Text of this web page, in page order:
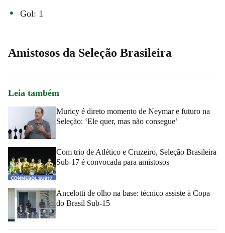
Gol: 1
Amistosos da Seleção Brasileira
Leia também
Muricy é direto momento de Neymar e futuro na
Seleção: ‘Ele quer, mas não consegue’
Com trio de Atlético e Cruzeiro, Seleção Brasileira
Sub-17 é convocada para amistosos
Ancelotti de olho na base: técnico assiste à Copa
do Brasil Sub-15